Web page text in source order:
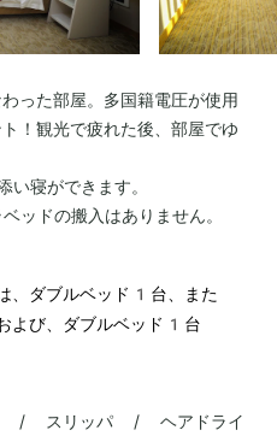
った部屋。多国籍電圧が使用
！観光で疲れた後、部屋でゆ
い寝ができます。
ドの搬入はありません。
、ダブルベッド1台、また
よび、ダブルベッド1台
/ スリッパ / ヘアドライ